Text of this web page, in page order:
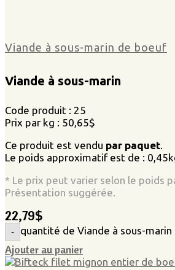
Viande à sous-marin de boeuf
Viande à sous-marin
Code produit : 25
Prix par kg : 50,65$
Ce produit est vendu par paquet.
Le poids approximatif est de :
* Le prix peut varier selon le poids
Présentation suggérée.
22,79$
- quantité de Viande à sous-
Ajouter au panier